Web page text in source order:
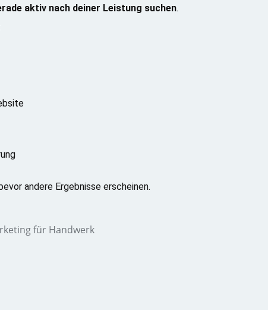
aktiv nach deiner Leistung suchen.
andere Ergebnisse erscheinen.